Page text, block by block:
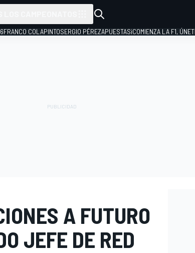
FRANCO COLAPINTOSERGIO PÉREZAPUESTAS¡COMIENZA LA F1,
A FUTURO
JEFE DE RED